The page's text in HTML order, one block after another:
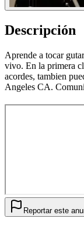
Descripción
Aprende a tocar
vivo. En la primera
acordes, tambien
Angeles CA.
Reportar este